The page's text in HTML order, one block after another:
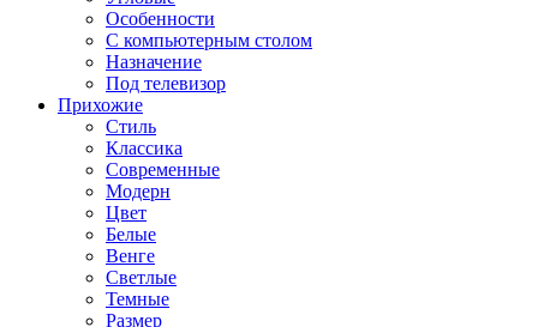
Особенности
С компьютерным столом
Назначение
Под телевизор
Прихожие
Стиль
Классика
Современные
Модерн
Цвет
Белые
Венге
Светлые
Темные
Размер